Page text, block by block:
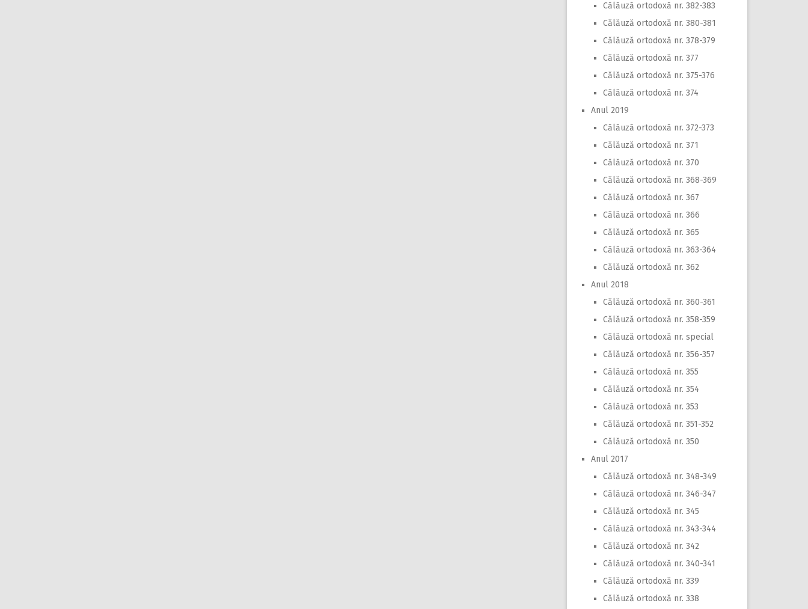
Călăuză ortodoxă nr. 382-383
Călăuză ortodoxă nr. 380-381
Călăuză ortodoxă nr. 378-379
Călăuză ortodoxă nr. 377
Călăuză ortodoxă nr. 375-376
Călăuză ortodoxă nr. 374
Anul 2019
Călăuză ortodoxă nr. 372-373
Călăuză ortodoxă nr. 371
Călăuză ortodoxă nr. 370
Călăuză ortodoxă nr. 368-369
Călăuză ortodoxă nr. 367
Călăuză ortodoxă nr. 366
Călăuză ortodoxă nr. 365
Călăuză ortodoxă nr. 363-364
Călăuză ortodoxă nr. 362
Anul 2018
Călăuză ortodoxă nr. 360-361
Călăuză ortodoxă nr. 358-359
Călăuză ortodoxă nr. special
Călăuză ortodoxă nr. 356-357
Călăuză ortodoxă nr. 355
Călăuză ortodoxă nr. 354
Călăuză ortodoxă nr. 353
Călăuză ortodoxă nr. 351-352
Călăuză ortodoxă nr. 350
Anul 2017
Călăuză ortodoxă nr. 348-349
Călăuză ortodoxă nr. 346-347
Călăuză ortodoxă nr. 345
Călăuză ortodoxă nr. 343-344
Călăuză ortodoxă nr. 342
Călăuză ortodoxă nr. 340-341
Călăuză ortodoxă nr. 339
Călăuză ortodoxă nr. 338